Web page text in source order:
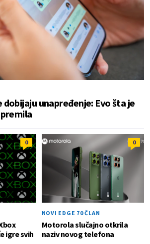
dobijaju unapređenje: Evo šta je
0
igre svih
0
NOVI EDGE 70 ČLAN
Motorola slučajno otkrila
naziv novog telefona